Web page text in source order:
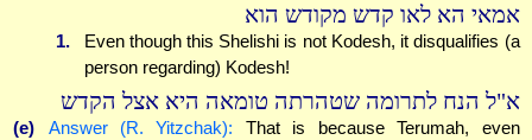
אמאי הא לאו קדש מקודש הוא
1.
Even though this Shelishi is not Kodesh, it disqualifies (a
person regarding) Kodesh!
א"ל הנח לתרומה שטהרתה טומאה היא אצל הקדש
(e) Answer (R. Yitzchak): That is because Terumah, even